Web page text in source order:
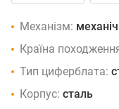
Механізм:
Країна
Тип циферблата:
Корпус: сталь